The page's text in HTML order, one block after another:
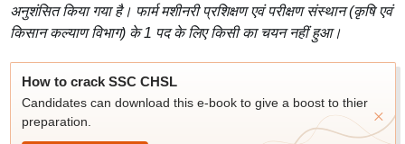
अनुशंसित किया गया है। फार्म मशीनरी प्रशिक्षण एवं परीक्षण संस्थान (कृषि एवं
किसान कल्याण विभाग) के 1 पद के लिए किसी का चयन नहीं हुआ।
How to crack SSC CHSL
Candidates can download this e-book to give a boost to thier
preparation.